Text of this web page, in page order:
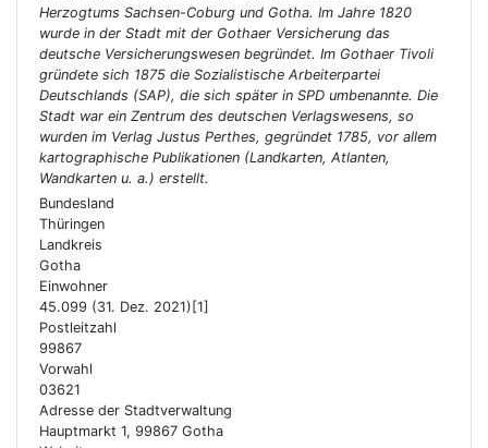
Herzogtums Sachsen-Coburg und Gotha. Im Jahre 1820
wurde in der Stadt mit der Gothaer Versicherung das
deutsche Versicherungswesen begründet. Im Gothaer Tivoli
gründete sich 1875 die Sozialistische Arbeiterpartei
Deutschlands (SAP), die sich später in SPD umbenannte. Die
Stadt war ein Zentrum des deutschen Verlagswesens, so
wurden im Verlag Justus Perthes, gegründet 1785, vor allem
kartographische Publikationen (Landkarten, Atlanten,
Wandkarten u. a.) erstellt.
Bundesland
Thüringen
Landkreis
Gotha
Einwohner
45.099 (31. Dez. 2021)[1]
Postleitzahl
99867
Vorwahl
03621
Adresse der Stadtverwaltung
Hauptmarkt 1, 99867 Gotha